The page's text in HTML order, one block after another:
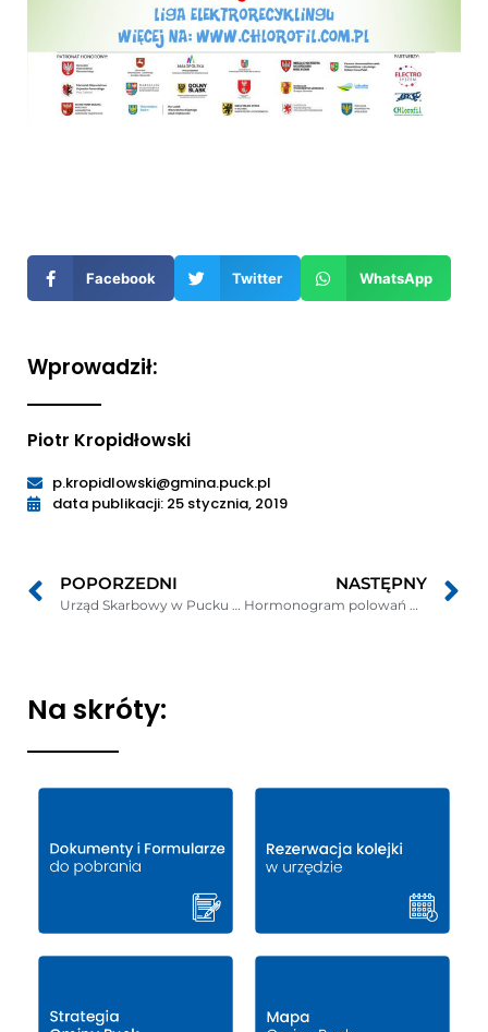
nowym
oknie
Facebook Twitter WhatsApp
Wprowadził:
Piotr Kropidłowski
p.kropidlowski@gmina.puck.pl
data publikacji: 25 stycznia, 2019
POPORZEDNI
Urząd Skarbowy w Pucku informuje ?Twój e-PIT?
NASTĘPNY
Hormonogram polowań Kół Łowieckich na sezon Łowiecki 2018/2019
Na skróty: